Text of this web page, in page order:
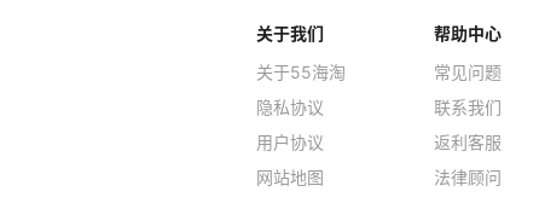
关于我们
关于55海淘
隐私协议
用户协议
网站地图
帮助中心
常见问题
联系我们
返利客服
法律顾问